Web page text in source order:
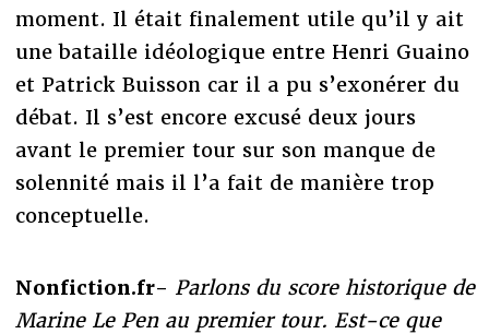
moment. Il était finalement utile qu’il y ait
une bataille idéologique entre Henri Guaino
et Patrick Buisson car il a pu s’exonérer du
débat. Il s’est encore excusé deux jours
avant le premier tour sur son manque de
solennité mais il l’a fait de manière trop
conceptuelle.
Nonfiction.fr- Parlons du score historique de
Marine Le Pen au premier tour. Est-ce que